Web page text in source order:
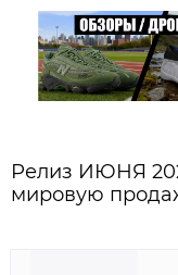
Релиз ИЮНЯ
мировую